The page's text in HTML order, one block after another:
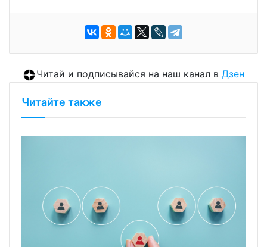
Читай и подписывайся на наш канал в Дзен
Читайте также